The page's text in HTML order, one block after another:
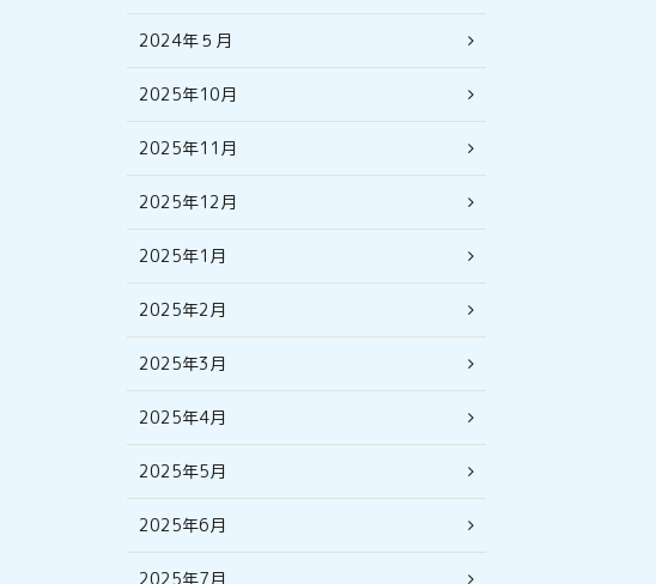
2024年５月
2025年10月
2025年11月
2025年12月
2025年1月
2025年2月
2025年3月
2025年4月
2025年5月
2025年6月
2025年7月